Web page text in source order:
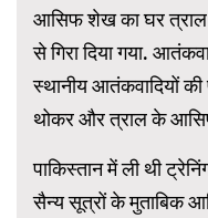
आसिफ शेख का घर त्राल
से गिरा दिया गया.
स्थानीय आतंकवादियों
थोकर और त्राल के
पाकिस्तान में ली थी
सैन्य सूत्रों के मुताबिक